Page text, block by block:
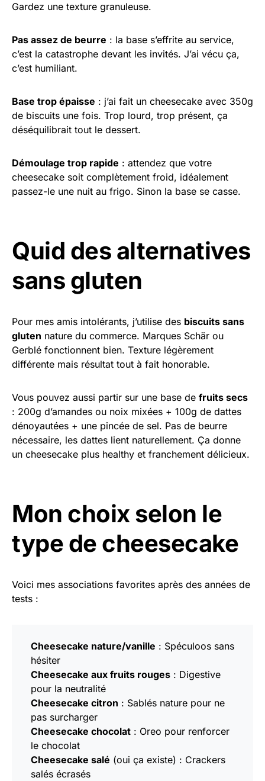
Gardez une texture granuleuse.
Pas assez de beurre : la base s’effrite au service,
c’est la catastrophe devant les invités. J’ai vécu ça,
c’est humiliant.
Base trop épaisse : j’ai fait un cheesecake avec 350g
de biscuits une fois. Trop lourd, trop présent, ça
déséquilibrait tout le dessert.
Démoulage trop rapide : attendez que votre
cheesecake soit complètement froid, idéalement
passez-le une nuit au frigo. Sinon la base se casse.
Quid des alternatives
sans gluten
Pour mes amis intolérants, j’utilise des biscuits sans
gluten nature du commerce. Marques Schär ou
Gerblé fonctionnent bien. Texture légèrement
différente mais résultat tout à fait honorable.
Vous pouvez aussi partir sur une base de fruits secs
: 200g d’amandes ou noix mixées + 100g de dattes
dénoyautées + une pincée de sel. Pas de beurre
nécessaire, les dattes lient naturellement. Ça donne
un cheesecake plus healthy et franchement délicieux.
Mon choix selon le
type de cheesecake
Voici mes associations favorites après des années de
tests :
Cheesecake nature/vanille : Spéculoos sans
hésiter
Cheesecake aux fruits rouges : Digestive
pour la neutralité
Cheesecake citron : Sablés nature pour ne
pas surcharger
Cheesecake chocolat : Oreo pour renforcer
le chocolat
Cheesecake salé (oui ça existe) : Crackers
salés écrasés